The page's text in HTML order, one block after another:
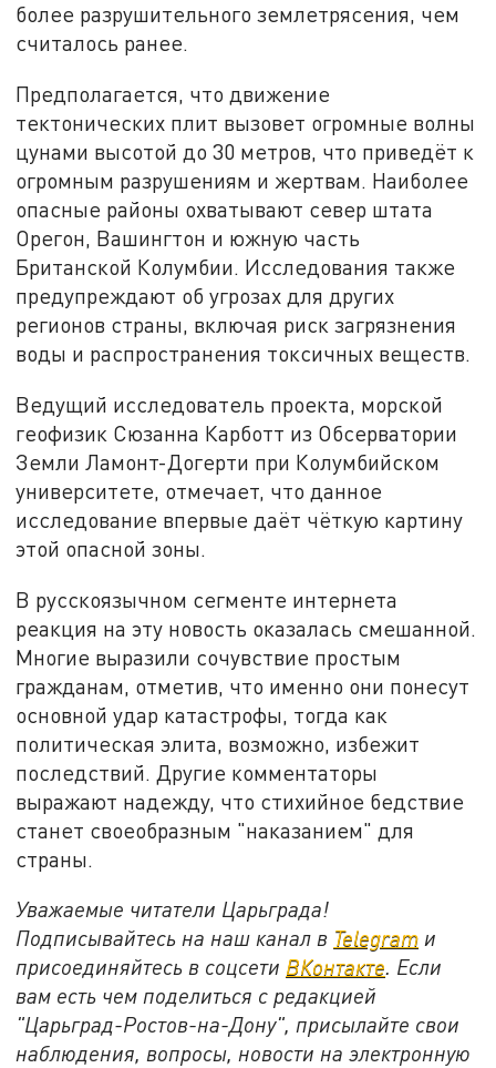
более разрушительного землетрясения, чем
считалось ранее.
Предполагается, что движение
тектонических плит вызовет огромные волны
цунами высотой до 30 метров, что приведёт к
огромным разрушениям и жертвам. Наиболее
опасные районы охватывают север штата
Орегон, Вашингтон и южную часть
Британской Колумбии. Исследования также
предупреждают об угрозах для других
регионов страны, включая риск загрязнения
воды и распространения токсичных веществ.
Ведущий исследователь проекта, морской
геофизик Сюзанна Карботт из Обсерватории
Земли Ламонт-Догерти при Колумбийском
университете, отмечает, что данное
исследование впервые даёт чёткую картину
этой опасной зоны.
В русскоязычном сегменте интернета
реакция на эту новость оказалась смешанной.
Многие выразили сочувствие простым
гражданам, отметив, что именно они понесут
основной удар катастрофы, тогда как
политическая элита, возможно, избежит
последствий. Другие комментаторы
выражают надежду, что стихийное бедствие
станет своеобразным "наказанием" для
страны.
Уважаемые читатели Царьграда!
Подписывайтесь на наш канал в Telegram и
присоединяйтесь в соцсети ВКонтакте. Если
вам есть чем поделиться с редакцией
"Царьград-Ростов-на-Дону", присылайте свои
наблюдения, вопросы, новости на электронную